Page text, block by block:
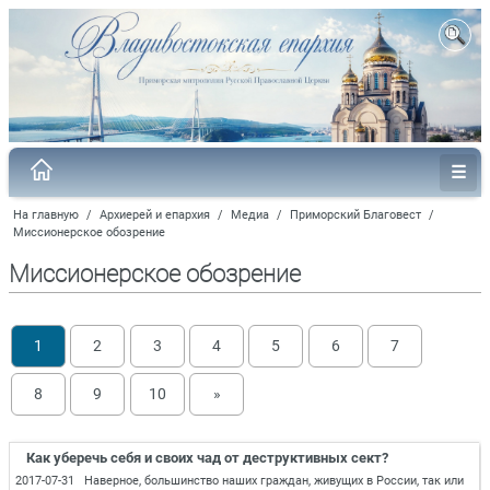
На главную / Архиерей и епархия / Медиа / Приморский Благовест /
Миссионерское обозрение
Миссионерское обозрение
1 2 3 4 5 6 7
8 9 10 »
Как уберечь себя и своих чад от деструктивных сект?
2017-07-31 Наверное, большинство наших граждан, живущих в России, так или